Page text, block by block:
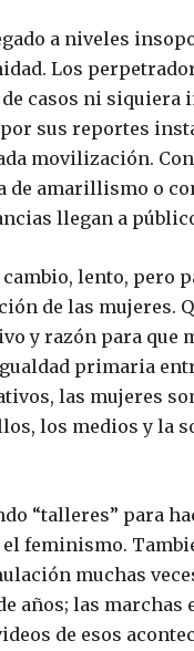
a niveles
Los
casos ni siquiera
sus reportes
movilización.
de amarillismo o
llegan a
lento, pero
de las mujeres.
y razón para que
primaria
las mujeres
los medios y la
“talleres” para
feminismo.
muchas
años; las marchas
de esos